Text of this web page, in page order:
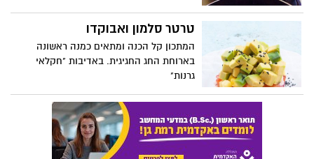
המתכונים באדיבות מחלקת התזונה של מותג
מוצרי החשמל Teka.
לפנק אתכם במתכון וסרטון. שיהיה בתאבון
טרטר סלמון ואבוקדו
המתכון קל הכנה ומתאים כמנה ראשונה
בארוחת החג החגיגית. באדיבות "חקלאי
גרנות"